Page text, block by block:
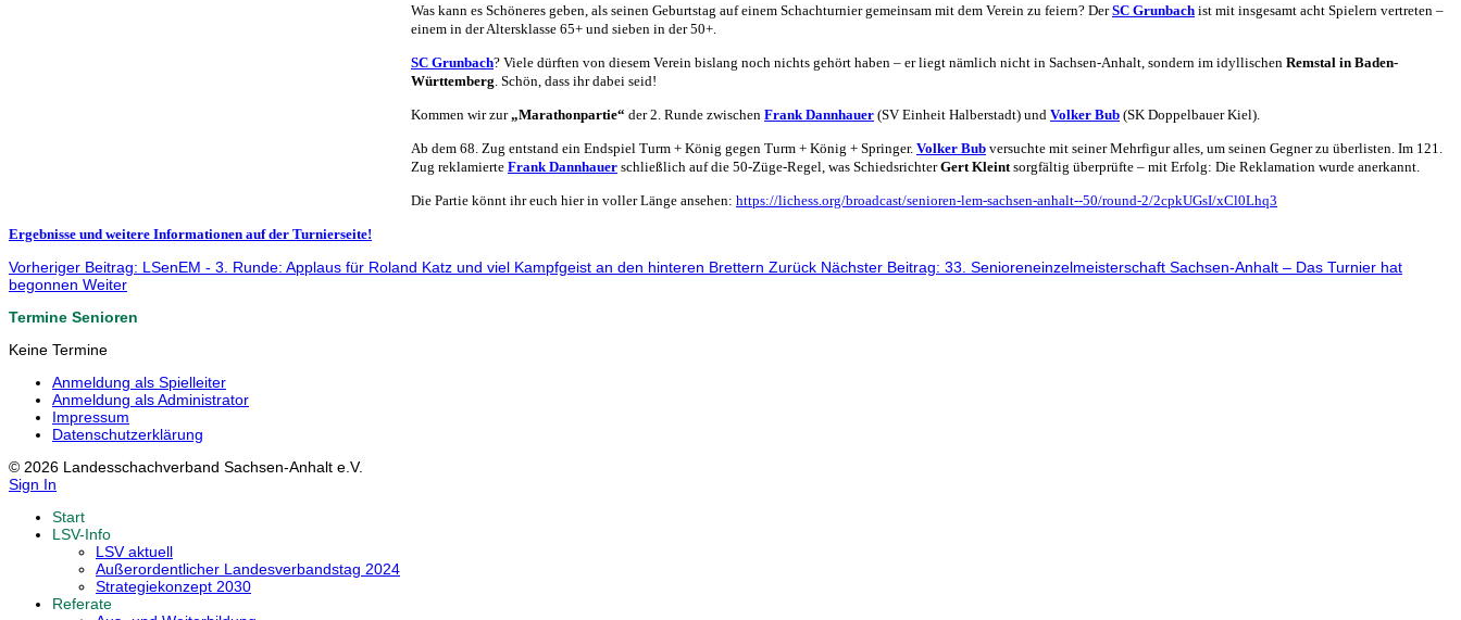
Was kann es Schöneres geben, als seinen Geburtstag auf einem Schachturnier gemeinsam mit dem Verein zu feiern? DerSC Grunbach ist mit insgesamt acht Spielern vertreten –
einem in der Altersklasse 65+ und sieben in der 50+.
SC Grunbach? Viele dürften von diesem Verein bislang noch nichts gehört haben – er liegt nämlich nicht in Sachsen-Anhalt, sondern im idyllischen Remstal in Baden-
Württemberg . Schön, dass ihr dabei seid!
Kommen wir zur„Marathonpartie“ der 2. Runde zwischen Frank Dannhauer (SV Einheit Halberstadt) und Volker Bub (SK Doppelbauer Kiel).
Ab dem 68. Zug entstand ein Endspiel Turm + König gegen Turm + König + Springer. Volker Bub versuchte mit seiner Mehrfigur alles, um seinen Gegner zu überlisten. Im 121.
Zug reklamierte Frank Dannhauer schließlich auf die 50-Züge-Regel, was SchiedsrichterGert Kleint sorgfältig überprüfte – mit Erfolg: Die Reklamation wurde anerkannt.
Die Partie könnt ihr euch hier in voller Länge ansehen: https://lichess.org/broadcast/senioren-lem-sachsen-anhalt--50/round-2/2cpkUGsI/xCl0Lhq3
Ergebnisse und weitere Informationen auf der Turnierseite!
Vorheriger Beitrag: LSenEM - 3. Runde: Applaus für Roland Katz und viel Kampfgeist an den hinteren Brettern Zurück Nächster Beitrag: 33. Senioreneinzelmeisterschaft Sachsen-Anhalt – Das Turnier hat
begonnen Weiter
Termine Senioren
Keine Termine
Anmeldung als Spielleiter
Anmeldung als Administrator
Impressum
Datenschutzerklärung
© 2026 Landesschachverband Sachsen-Anhalt e.V.
Sign In
Start
LSV-Info
LSV aktuell
Außerordentlicher Landesverbandstag 2024
Strategiekonzept 2030
Referate